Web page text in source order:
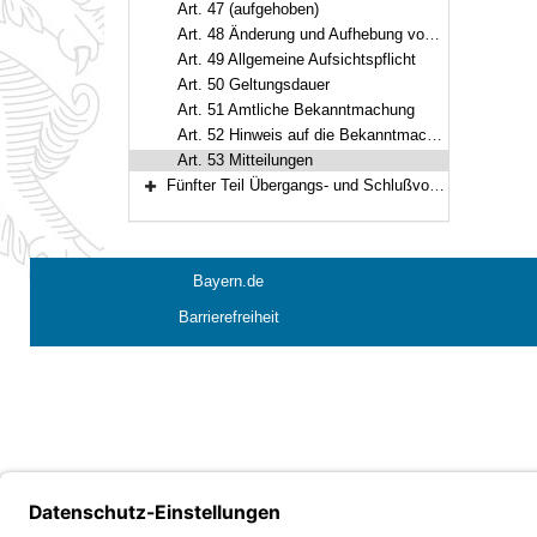
Art. 47 (aufgehoben)
Art. 48 Änderung und Aufhebung von Verordnungen
Art. 49 Allgemeine Aufsichtspflicht
Art. 50 Geltungsdauer
Art. 51 Amtliche Bekanntmachung
Art. 52 Hinweis auf die Bekanntmachung
Art. 53 Mitteilungen
Fünfter Teil Übergangs- und Schlußvorschriften (Art. 54–62)
Bayern.de
Barrierefreiheit